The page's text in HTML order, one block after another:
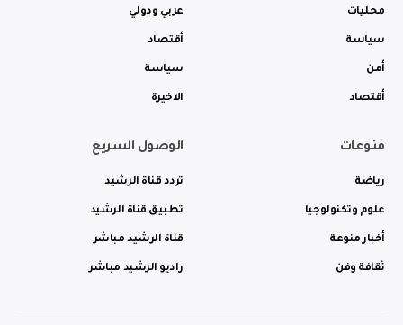
محليات
سياسة
أمن
أقتصاد
عربي ودولي
أقتصاد
سياسة
الاخيرة
منوعات
رياضة
علوم وتكنولوجيا
أخبار منوعة
ثقافة وفن
الوصول السريع
تردد قناة الرشيد
تطبيق قناة الرشيد
قناة الرشيد مباشر
راديو الرشيد مباشر